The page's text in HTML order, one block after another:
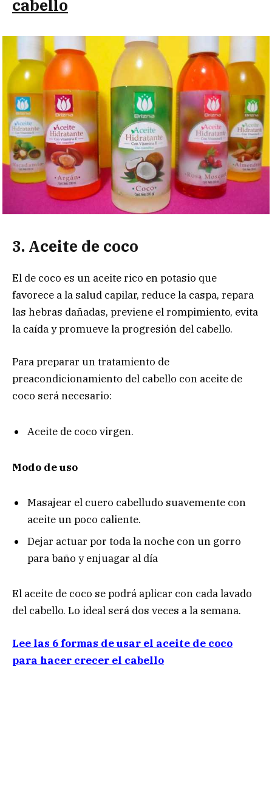
cabello
3. Aceite de coco
El de coco es un aceite rico en potasio que
favorece a la salud capilar, reduce la caspa, repara
las hebras dañadas, previene el rompimiento, evita
la caída y promueve la progresión del cabello.
Para preparar un tratamiento de
preacondicionamiento del cabello con aceite de
coco será necesario:
Aceite de coco virgen.
Modo de uso
Masajear el cuero cabelludo suavemente con
aceite un poco caliente.
Dejar actuar por toda la noche con un gorro
para baño y enjuagar al día
El aceite de coco se podrá aplicar con cada lavado
del cabello. Lo ideal será dos veces a la semana.
Lee las 6 formas de usar el aceite de coco
para hacer crecer el cabello